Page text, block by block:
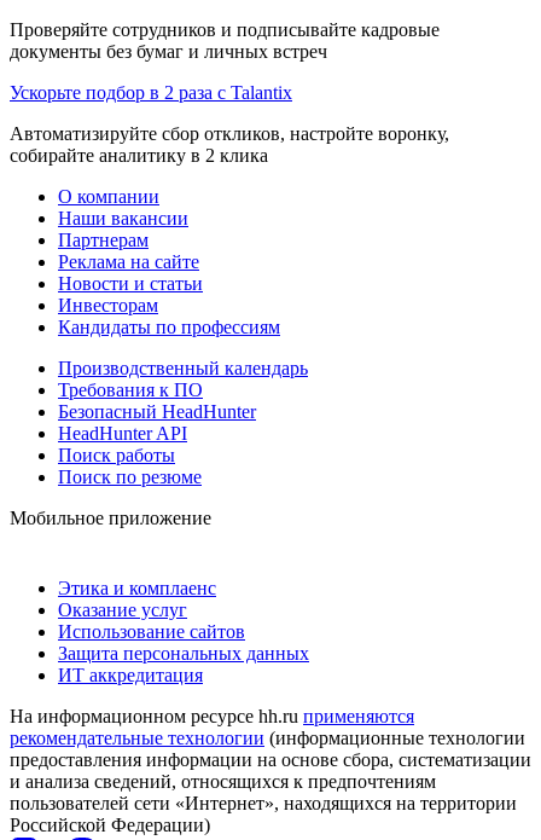
Проверяйте сотрудников и подписывайте кадровые
документы без бумаг и личных встреч
Ускорьте подбор в 2 раза с Talantix
Автоматизируйте сбор откликов, настройте воронку,
собирайте аналитику в 2 клика
О компании
Наши вакансии
Партнерам
Реклама на сайте
Новости и статьи
Инвесторам
Кандидаты по профессиям
Производственный календарь
Требования к ПО
Безопасный HeadHunter
HeadHunter API
Поиск работы
Поиск по резюме
Мобильное приложение
Этика и комплаенс
Оказание услуг
Использование сайтов
Защита персональных данных
ИТ аккредитация
На информационном ресурсе hh.ru применяются
рекомендательные технологии (информационные технологии
предоставления информации на основе сбора, систематизации
и анализа сведений, относящихся к предпочтениям
пользователей сети «Интернет», находящихся на территории
Российской Федерации)